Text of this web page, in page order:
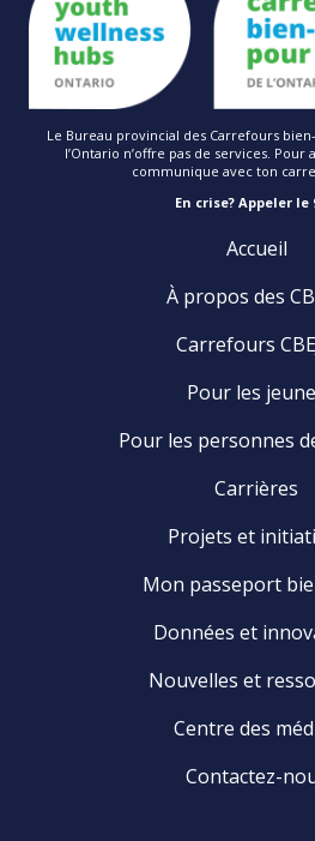
Le Bureau provincial des Carrefours
l’Ontario n’offre pas de services. Pour
communique avec ton
En crise? Appeler le
Accueil
À propos des
Carrefours
Pour les
Pour les personnes
Carrières
Projets et
Mon passeport
Données et
Nouvelles et
Centre des
Contactez-